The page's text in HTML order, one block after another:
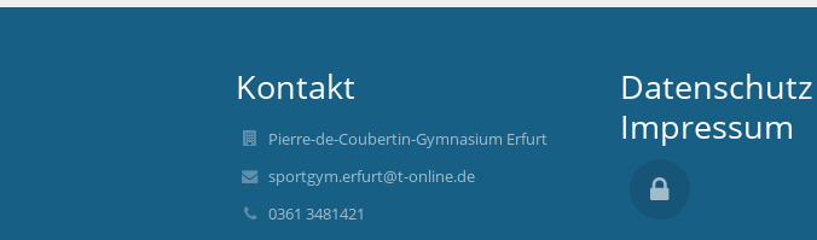
Kontakt
Pierre-de-Coubertin-Gymnasium Erfurt
sportgym.erfurt@t-online.de
0361 3481421
Impressum